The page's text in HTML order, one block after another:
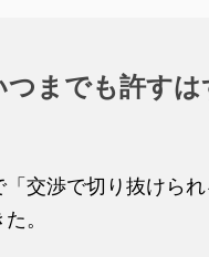
までも許す
交渉で切り抜けら
。